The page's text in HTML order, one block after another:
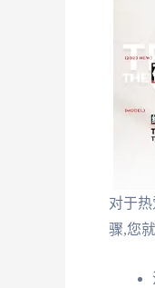
对于
骤,您